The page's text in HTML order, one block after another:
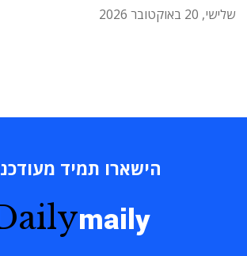
שלישי, 20 באוקטובר 2026
הישארו תמיד
maily